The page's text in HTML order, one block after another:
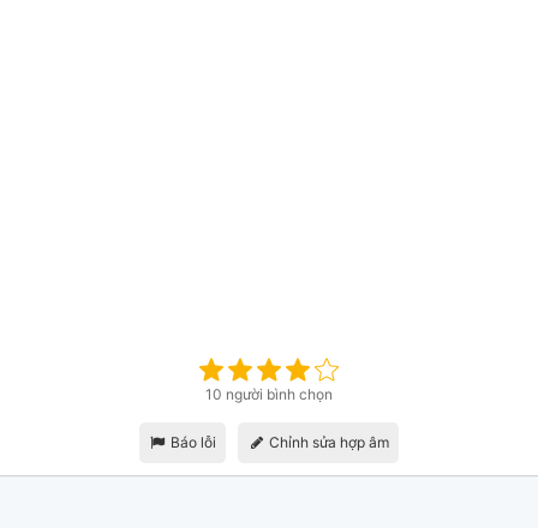
10 người bình chọn
Báo lỗi Chỉnh sửa hợp âm